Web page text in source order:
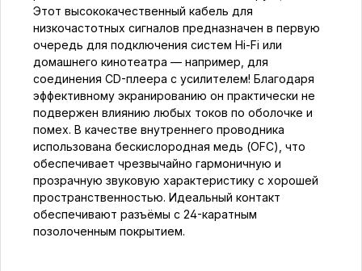
Этот высококачественный кабель для
низкочастотных сигналов предназначен в первую
очередь для подключения систем Hi-Fi или
домашнего кинотеатра — например, для
соединения CD-плеера с усилителем! Благодаря
эффективному экранированию он практически не
подвержен влиянию любых токов по оболочке и
помех. В качестве внутреннего проводника
использована бескислородная медь (OFC), что
обеспечивает чрезвычайно гармоничную и
прозрачную звуковую характеристику с хорошей
пространственностью. Идеальный контакт
обеспечивают разъёмы с 24-каратным
позолоченным покрытием.